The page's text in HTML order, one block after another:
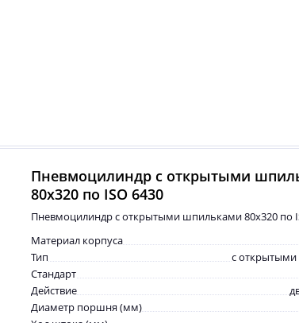
Пневмоцилиндр с открытыми
80x320 по ISO 6430
Пневмоцилиндр с открытыми шпильками 80x320 по
Материал корпуса
Тип
с
Стандарт
Действие
Диаметр поршня (мм)